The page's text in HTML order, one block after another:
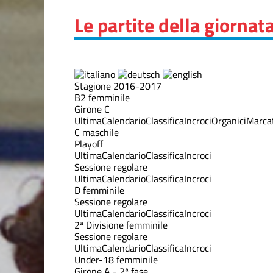
Le partite della
Stagione 2016-2017
B2 femminile
Girone C
UltimaCalendarioClassificaIncrociOrganici
C maschile
Playoff
UltimaCalendarioClassificaIncroci
Sessione regolare
UltimaCalendarioClassificaIncroci
D femminile
Sessione regolare
UltimaCalendarioClassificaIncroci
2ª Divisione femminile
Sessione regolare
UltimaCalendarioClassificaIncroci
Under-18 femminile